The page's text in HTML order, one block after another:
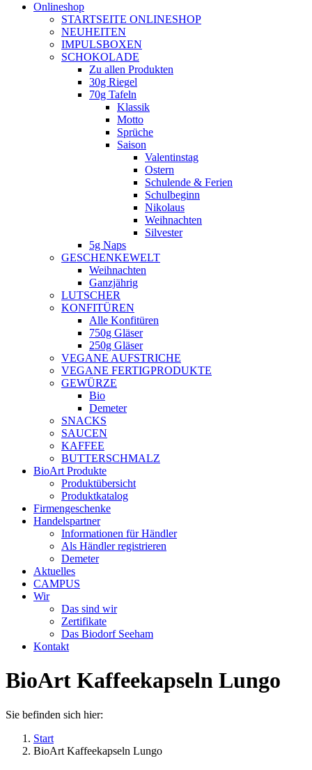
Onlineshop
STARTSEITE ONLINESHOP
NEUHEITEN
IMPULSBOXEN
SCHOKOLADE
Zu allen Produkten
30g Riegel
70g Tafeln
Klassik
Motto
Sprüche
Saison
Valentinstag
Ostern
Schulende & Ferien
Schulbeginn
Nikolaus
Weihnachten
Silvester
5g Naps
GESCHENKEWELT
Weihnachten
Ganzjährig
LUTSCHER
KONFITÜREN
Alle Konfitüren
750g Gläser
250g Gläser
VEGANE AUFSTRICHE
VEGANE FERTIGPRODUKTE
GEWÜRZE
Bio
Demeter
SNACKS
SAUCEN
KAFFEE
BUTTERSCHMALZ
BioArt Produkte
Produktübersicht
Produktkatalog
Firmengeschenke
Handelspartner
Informationen für Händler
Als Händler registrieren
Demeter
Aktuelles
CAMPUS
Wir
Das sind wir
Zertifikate
Das Biodorf Seeham
Kontakt
BioArt Kaffeekapseln Lungo
Sie befinden sich hier:
Start
BioArt Kaffeekapseln Lungo